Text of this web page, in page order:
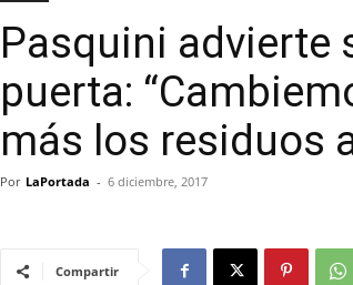
Pasquini advierte
puerta:
más los residuos
Por LaPortada - 6 diciembre, 2017
Compartir